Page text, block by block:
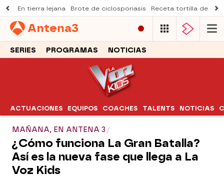
En tierra lejana Brote de ciclosporiasis Receta tortilla de
Antena3
SERIES PROGRAMAS NOTICIAS
ACTUACIONES EQUIPOS COACHES TALENTS NOTICIAS
MAÑANA, EN ANTENA 3
¿Cómo funciona La Gran Batalla?
Así es la nueva fase que llega a La
Voz Kids